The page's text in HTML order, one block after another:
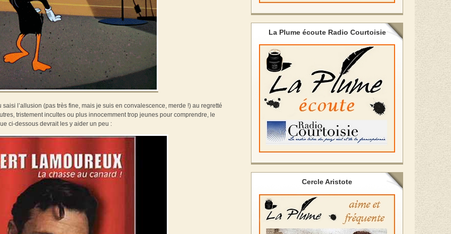
l’allusion (pas très fine, mais je suis en convalescence, merde !) au regretté
tristement incultes ou plus innocemment trop jeunes pour comprendre, le
ci-dessous devrait les y aider un peu :
La Plume écoute Radio Courtoisie
Cercle Aristote